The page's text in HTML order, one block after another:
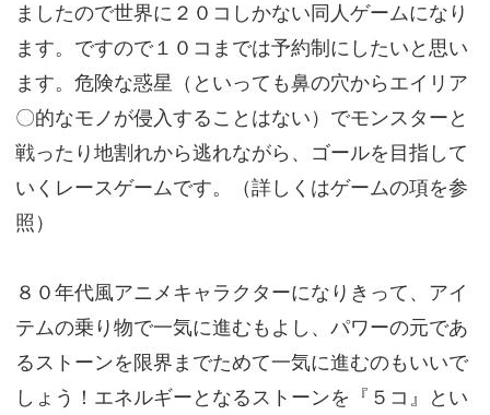
ましたので世界に２０コしかない同人ゲームになり
ます。ですので１０コまでは予約制にしたいと思い
ます。危険な惑星（といっても鼻の穴からエイリア
〇的なモノが侵入することはない）でモンスターと
戦ったり地割れから逃れながら、ゴールを目指して
いくレースゲームです。（詳しくはゲームの項を参
照）
８０年代風アニメキャラクターになりきって、アイ
テムの乗り物で一気に進むもよし、パワーの元であ
るストーンを限界までためて一気に進むのもいいで
しょう！エネルギーとなるストーンを『５コ』とい